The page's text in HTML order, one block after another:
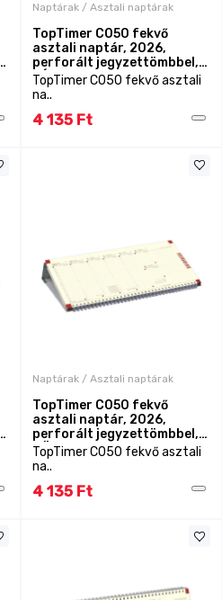
Naptárak / Asztali naptárak
TopTimer C050 fekvő
asztali naptár, 2026,
perforált jegyzettömbbel,
KÉK
TopTimer C050 fekvő asztali
na..
4 135 Ft
Naptárak / Asztali naptárak
TopTimer C050 fekvő
asztali naptár, 2026,
perforált jegyzettömbbel,
ZÖLD
TopTimer C050 fekvő asztali
na..
4 135 Ft